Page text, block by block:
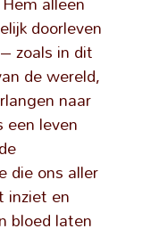
doorleven
zoals in dit
de wereld,
naar
leven
die ons aller
inziet en
bloed laten